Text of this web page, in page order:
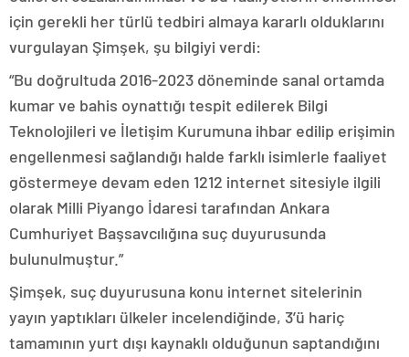
için gerekli her türlü tedbiri almaya kararlı olduklarını
vurgulayan Şimşek, şu bilgiyi verdi:
“Bu doğrultuda 2016-2023 döneminde sanal ortamda
kumar ve bahis oynattığı tespit edilerek Bilgi
Teknolojileri ve İletişim Kurumuna ihbar edilip erişimin
engellenmesi sağlandığı halde farklı isimlerle faaliyet
göstermeye devam eden 1212 internet sitesiyle ilgili
olarak Milli Piyango İdaresi tarafından Ankara
Cumhuriyet Başsavcılığına suç duyurusunda
bulunulmuştur.”
Şimşek, suç duyurusuna konu internet sitelerinin
yayın yaptıkları ülkeler incelendiğinde, 3’ü hariç
tamamının yurt dışı kaynaklı olduğunun saptandığını